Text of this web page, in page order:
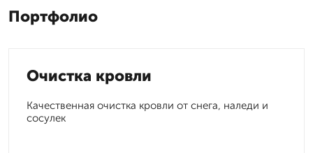
Портфолио
Очистка кровли
Качественная очистка кровли от снега, наледи и
сосулек